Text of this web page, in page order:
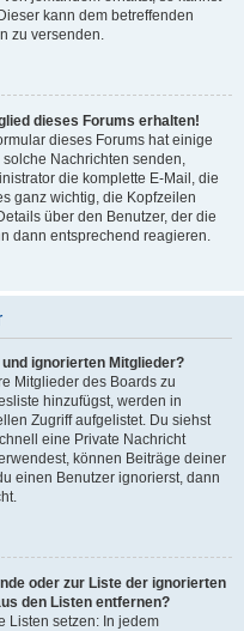
kann dem betreffenden
zu versenden.
dieses Forums erhalten!
dieses Forums hat einige
Nachrichten senden,
die komplette E-Mail, die
ganz wichtig, die Kopfzeilen
über den Benutzer, der die
dann entsprechend reagieren.
ignorierten Mitglieder?
Mitglieder des Boards zu
hinzufügst, werden in
Zugriff aufgelistet. Du siehst
eine Private Nachricht
können Beiträge deiner
einen Benutzer ignorierst, dann
oder zur Liste der ignorierten
den Listen entfernen?
Listen setzen: In jedem